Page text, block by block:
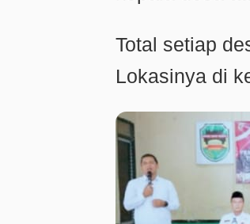
Total setiap
Lokasinya di